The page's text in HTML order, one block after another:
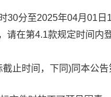
30分至2025年04月01日
请在第4.1款规定时间内
止时间，下同)同本公